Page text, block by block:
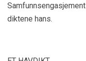
diktene hans.